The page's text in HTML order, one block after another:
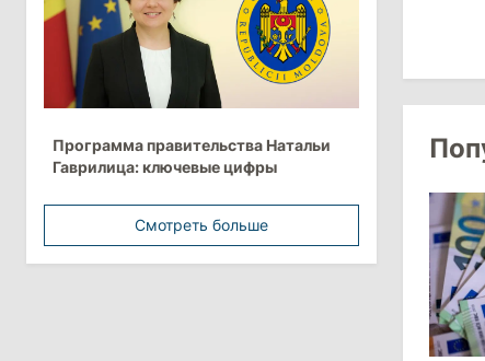
Власти Молдовы проверят
обстоятельства выдачи виз
афганской делегации
Energocom стала первой компанией
Молдовы с выручкой свыше
31 июля 2026
Программа правительства Натальи
Гаврилица: ключевые цифры
Смотреть больше